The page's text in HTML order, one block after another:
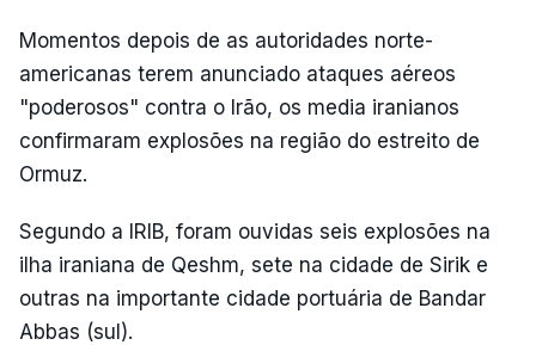
Momentos depois de as autoridades norte-
americanas terem anunciado ataques aéreos
"poderosos" contra o Irão, os media iranianos
confirmaram explosões na região do estreito de
Ormuz.
Segundo a IRIB, foram ouvidas seis explosões na
ilha iraniana de Qeshm, sete na cidade de Sirik e
outras na importante cidade portuária de Bandar
Abbas (sul).